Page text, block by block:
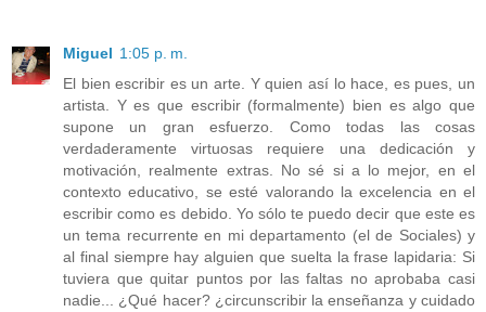
Miguel 1:05 p. m.
El bien escribir es un arte. Y quien así lo hace, es pues, un
artista. Y es que escribir (formalmente) bien es algo que
supone un gran esfuerzo. Como todas las cosas
verdaderamente virtuosas requiere una dedicación y
motivación, realmente extras. No sé si a lo mejor, en el
contexto educativo, se esté valorando la excelencia en el
escribir como es debido. Yo sólo te puedo decir que este es
un tema recurrente en mi departamento (el de Sociales) y
al final siempre hay alguien que suelta la frase lapidaria: Si
tuviera que quitar puntos por las faltas no aprobaba casi
nadie... ¿Qué hacer? ¿circunscribir la enseñanza y cuidado